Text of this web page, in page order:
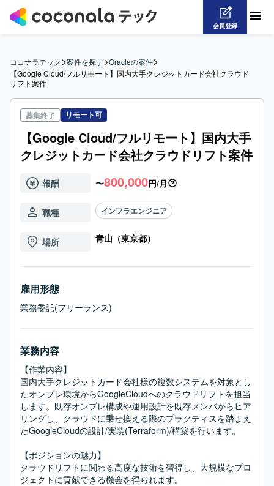
会員登録
ココナラテック>案件を探す>Oracleの案件>
【Google Cloud/フルリモート】国内大手クレジットカード会社クラウド
リフト案件
募集終了 リモート可
【Google Cloud/フルリモート】国内大手
クレジットカード会社クラウドリフト案件
報酬 〜800,000円/月
職種 インフラエンジニア
場所 青山（東京都）
雇用形態
業務委託(フリーランス)
業務内容
【作業内容】
国内大手クレジットカード会社様の複数システムを対象とし
たオンプレ環境からGoogleCloudへのクラウドリフトを担当
します。既存オンプレ構成や運用設計を既存メンバからヒア
リングし、クラウドに乗せ換える際のプラクティスを踏まえ
たGoogleCloudの設計/実装(Terraform)/構築を行います。
【ポジションの魅力】
クラウドリフトに関わる高度な技術を習得し、大規模なプロ
ジェクトに貢献できる機会を得られます。